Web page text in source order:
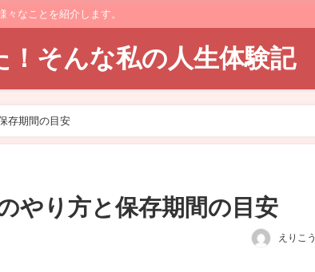
なことを紹介します。
そんな私の人生体験記
存期間の目安
やり方と保存期間の目安
えりこう